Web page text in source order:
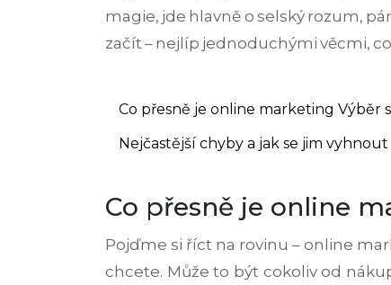
magie, jde hlavně o selský rozum,
začít – nejlíp jednoduchými věcmi,
Co přesně je online marketing Výběr
Nejčastější chyby a jak se jim vyhnout
Co přesně je online
Pojďme si říct na rovinu – online
chcete. Může to být cokoliv od